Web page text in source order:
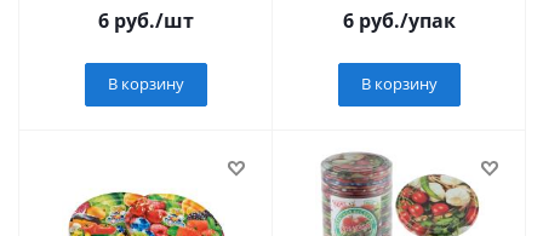
6 руб./шт
В корзину
6 руб./упак
В корзину